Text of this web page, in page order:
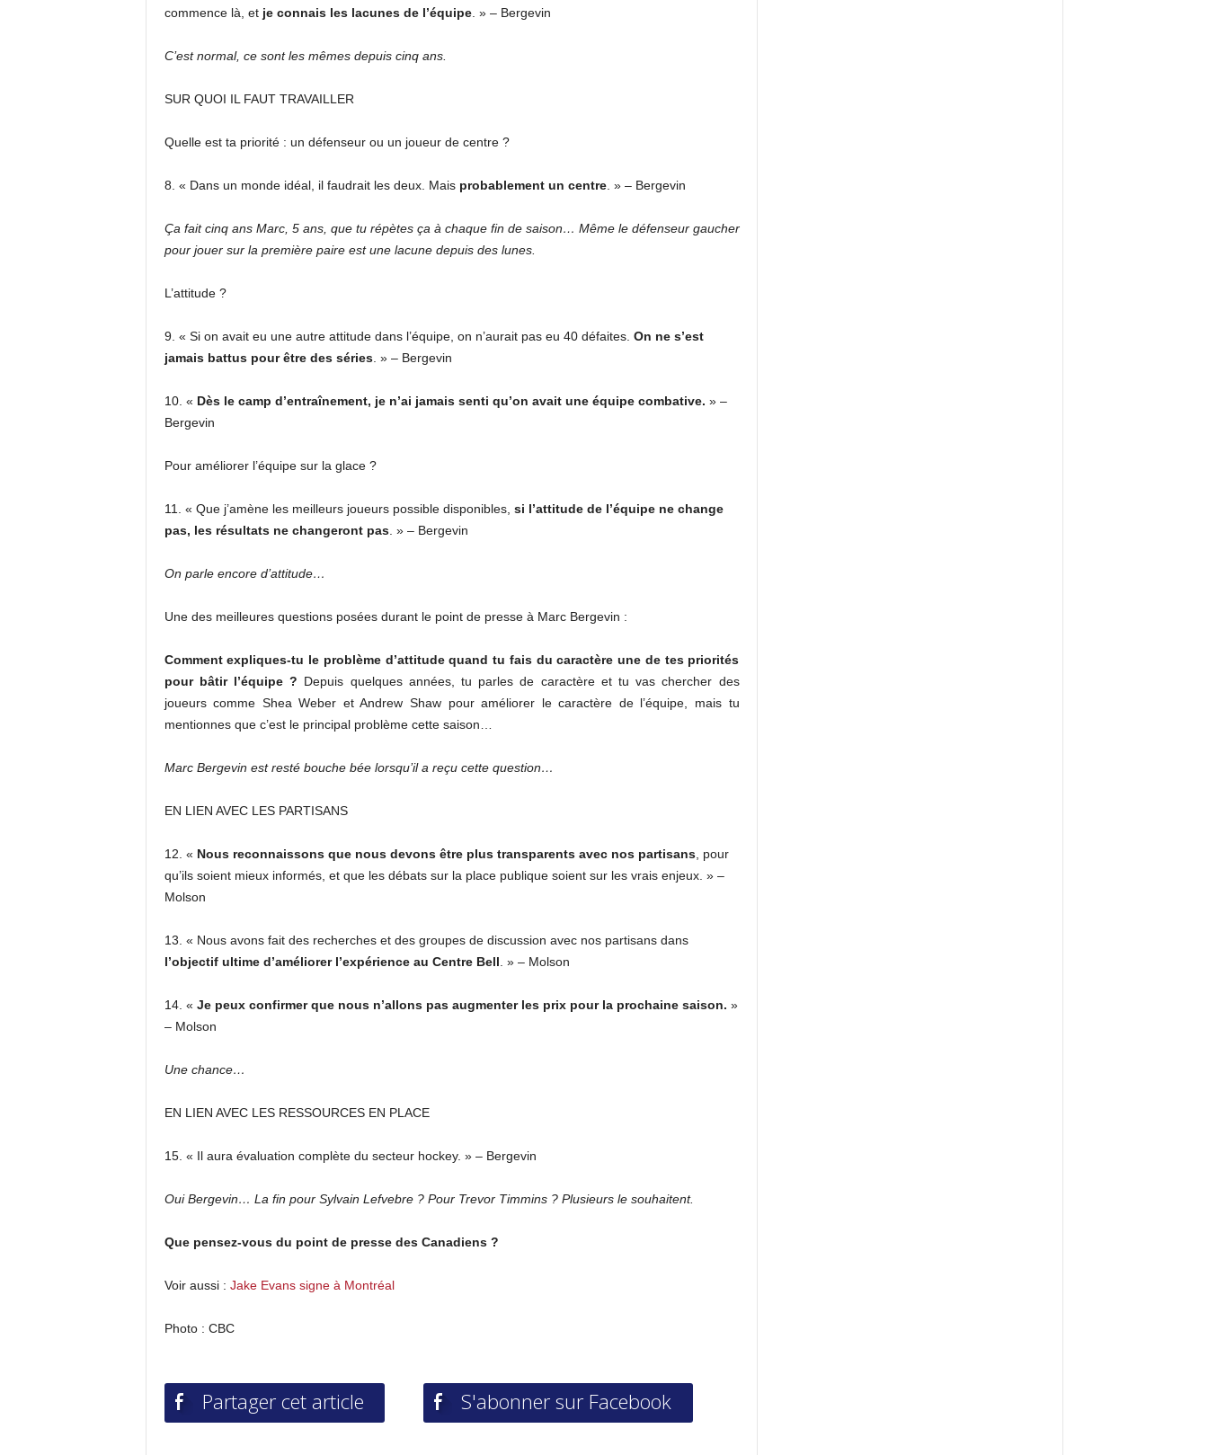
commence là, et je connais les lacunes de l’équipe. » – Bergevin
C’est normal, ce sont les mêmes depuis cinq ans.
SUR QUOI IL FAUT TRAVAILLER
Quelle est ta priorité : un défenseur ou un joueur de centre ?
8. « Dans un monde idéal, il faudrait les deux. Mais probablement un centre. » – Bergevin
Ça fait cinq ans Marc, 5 ans, que tu répètes ça à chaque fin de saison… Même le défenseur gaucher
pour jouer sur la première paire est une lacune depuis des lunes.
L’attitude ?
9. « Si on avait eu une autre attitude dans l’équipe, on n’aurait pas eu 40 défaites. On ne s’est
jamais battus pour être des séries. » – Bergevin
10. « Dès le camp d’entraînement, je n’ai jamais senti qu’on avait une équipe combative. » –
Bergevin
Pour améliorer l’équipe sur la glace ?
11. « Que j’amène les meilleurs joueurs possible disponibles, si l’attitude de l’équipe ne change
pas, les résultats ne changeront pas. » – Bergevin
On parle encore d’attitude…
Une des meilleures questions posées durant le point de presse à Marc Bergevin :
Comment expliques-tu le problème d’attitude quand tu fais du caractère une de tes priorités
pour bâtir l’équipe ? Depuis quelques années, tu parles de caractère et tu vas chercher des
joueurs comme Shea Weber et Andrew Shaw pour améliorer le caractère de l’équipe, mais tu
mentionnes que c’est le principal problème cette saison…
Marc Bergevin est resté bouche bée lorsqu’il a reçu cette question…
EN LIEN AVEC LES PARTISANS
12. « Nous reconnaissons que nous devons être plus transparents avec nos partisans, pour
qu’ils soient mieux informés, et que les débats sur la place publique soient sur les vrais enjeux. » –
Molson
13. « Nous avons fait des recherches et des groupes de discussion avec nos partisans dans
l’objectif ultime d’améliorer l’expérience au Centre Bell . » – Molson
14. « Je peux confirmer que nous n’allons pas augmenter les prix pour la prochaine saison. »
– Molson
Une chance…
EN LIEN AVEC LES RESSOURCES EN PLACE
15. « Il aura évaluation complète du secteur hockey. » – Bergevin
Oui Bergevin… La fin pour Sylvain Lefvebre ? Pour Trevor Timmins ? Plusieurs le souhaitent.
Que pensez-vous du point de presse des Canadiens ?
Voir aussi : Jake Evans signe à Montréal
Photo : CBC
Partager cet article S'abonner sur Facebook